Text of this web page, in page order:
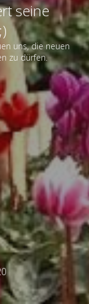
seine
uns, die neuen
zu dürfen.